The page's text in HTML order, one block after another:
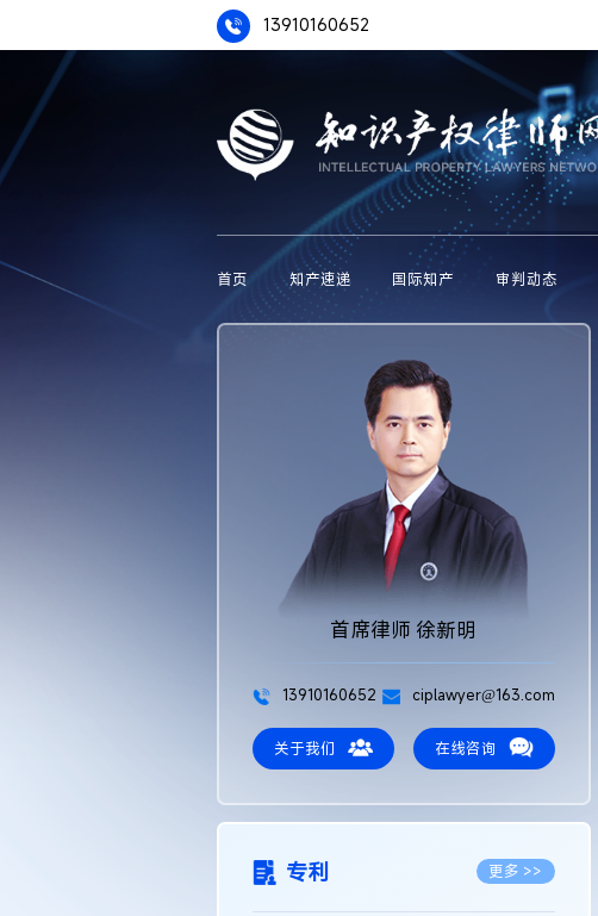
13910160652
首页 知产速递 国际知产 审判动态
首席律师 徐新明
13910160652 ciplawyer@163.com
关于我们 在线咨询
专利 更多 >>